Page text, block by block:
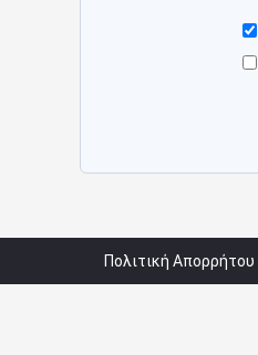
Πολιτική Απορρήτου